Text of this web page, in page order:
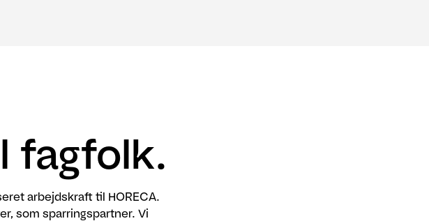
fagfolk.
arbejdskraft til HORECA.
som sparringspartner. Vi